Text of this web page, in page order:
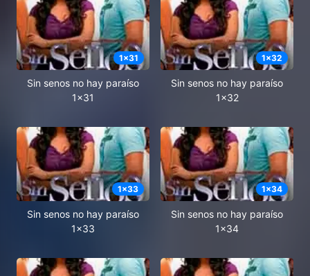
1x31
Sin senos no hay paraíso
1x31
1x32
Sin senos no hay paraíso
1x32
1x33
Sin senos no hay paraíso
1x33
1x34
Sin senos no hay paraíso
1x34